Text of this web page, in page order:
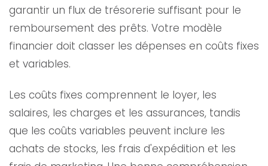
garantir un flux de trésorerie suffisant pour le
remboursement des prêts. Votre modèle
financier doit classer les dépenses en coûts fixes
et variables.
Les coûts fixes comprennent le loyer, les
salaires, les charges et les assurances, tandis
que les coûts variables peuvent inclure les
achats de stocks, les frais d'expédition et les